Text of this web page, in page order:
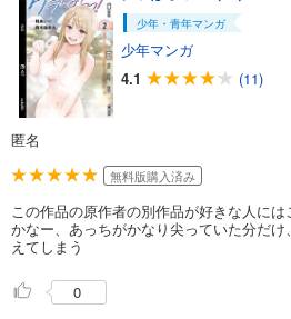
少年・青年マンガ
少年マンガ
4.1
(11)
匿名
無料版購入済み
この作品の原作者の別作品が好きな人に
かなー、あっちがかなり尖っていた分だ
えてしまう
0